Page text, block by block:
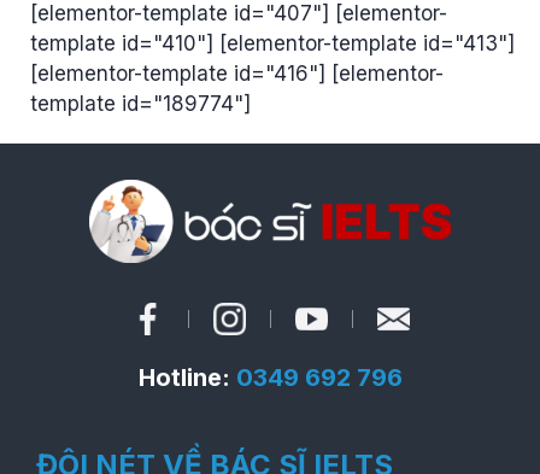
[elementor-template id="407"] [elementor-
template id="410"] [elementor-template id="413"]
[elementor-template id="416"] [elementor-
template id="189774"]
Hotline: 0349 692 796
ĐÔI NÉT VỀ BÁC SĨ IELTS